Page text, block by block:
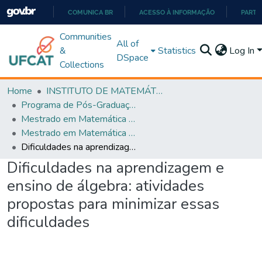
PARA
O
COMUNICA BR ACESSO À INFORMAÇÃO
Communities
&
Collections
All of
DSpace
Statistics Log In
Home
INSTITUTO DE MATEMÁTICA E TECNOLOGIA
Programa de Pós-Graduação em Matemática (PROFMAT)
Mestrado em Matemática em Rede Nacional - PROFMAT
Mestrado em Matemática em Rede Nacional - PROFMAT
Dificuldades na aprendizagem e ensino de álgebra: atividades propostas para minimizar essas dificuldades
Dificuldades na aprendizagem e
ensino de álgebra: atividades
propostas para minimizar essas
dificuldades